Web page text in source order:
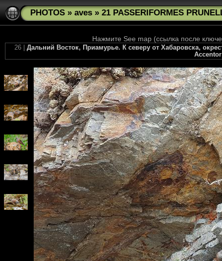
PHOTOS » aves » 21 PASSERIFORMES
Нажмите See map (ссылка после
26 | Дальний Восток, Приамурье. К северу от Хабаровска,